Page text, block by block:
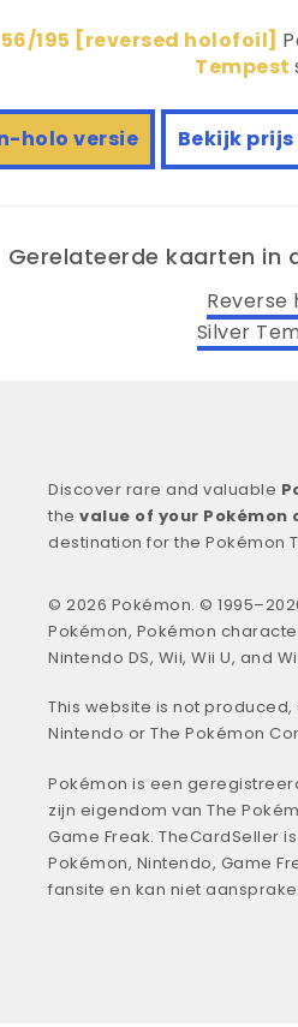
195 [reversed holofoil]
Tempest
holo versie Bekijk
Gerelateerde kaarten in
Reverse
Silver
Discover rare and valuable
the value of your
destination for the Pokémon
© 2026 Pokémon. ©
Pokémon, Pokémon
Nintendo DS, Wii, Wii U, and
This website is not
Nintendo or The Pokémon
Pokémon is een
zijn eigendom van The
Game Freak. TheCardSeller
Pokémon, Nintendo, Game
fansite en kan niet